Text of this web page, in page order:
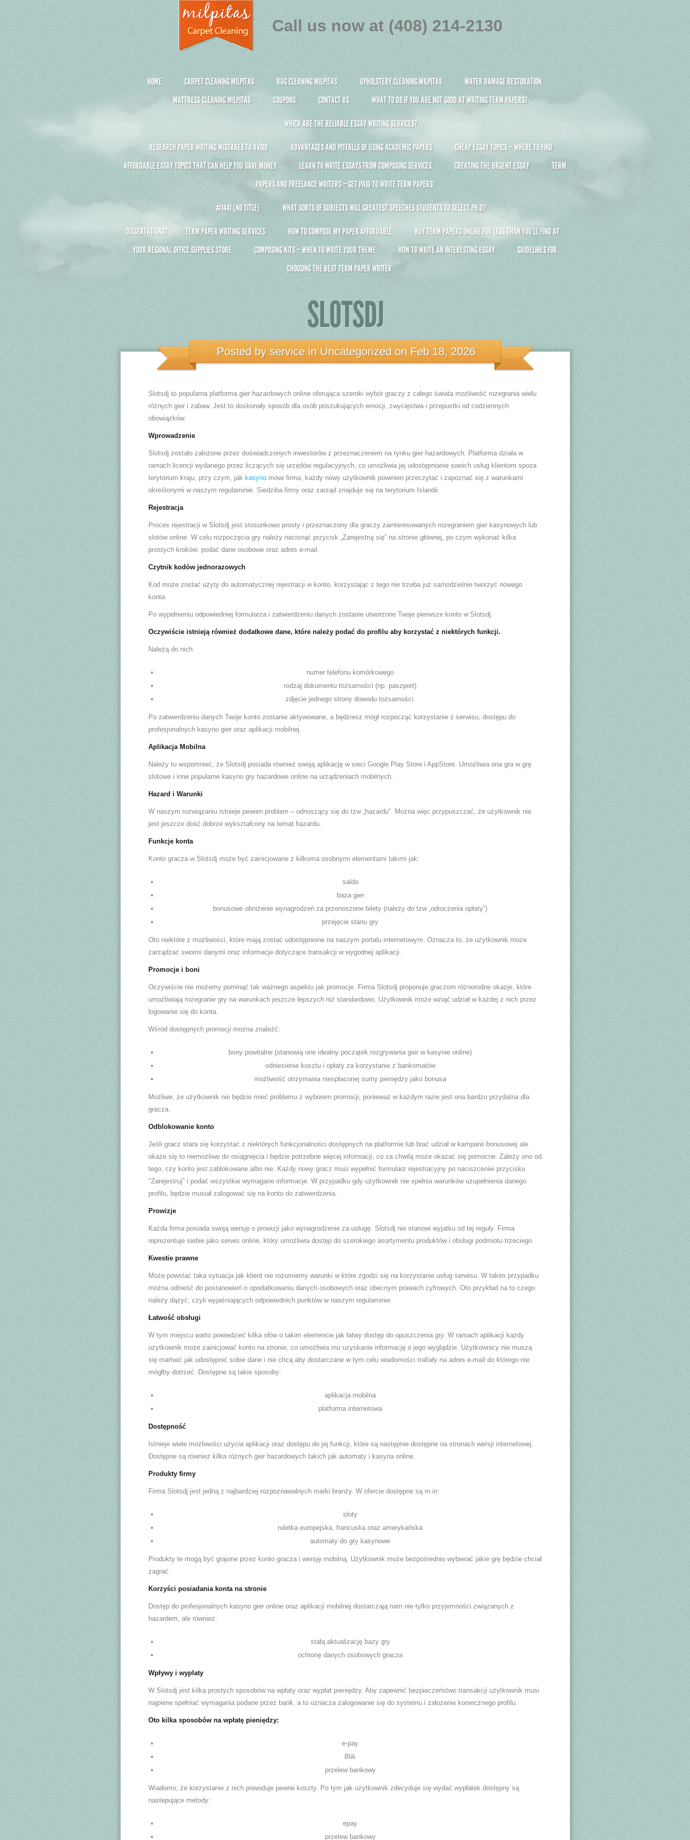
HOME CARPET CLEANING MILPITAS RUG CLEANING MILPITAS UPHOLSTERY CLEANING MILPITAS
WATER DAMAGE RESTORATION
MATTRESS CLEANING MILPITAS
COUPONS CONTACT US WHAT TO DO IF YOU ARE NOT GOOD AT WRITING TERM PAPERS?
WHICH ARE THE RELIABLE ESSAY WRITING SERVICES?
RESEARCH PAPER WRITING MISTAKES TO AVOID ADVANTAGES AND PITFALLS OF USING ACADEMIC PAPERS
CHEAP ESSAY TOPICS – WHERE TO FIND
AFFORDABLE ESSAY TOPICS THAT CAN HELP YOU SAVE MONEY
LEARN TO WRITE ESSAYS FROM COMPOSING SERVICES CREATING THE URGENT ESSAY
TERM
PAPERS AND FREELANCE WRITERS – GET PAID TO WRITE TERM PAPERS!
#1441 (NO TITLE) WHAT SORTS OF SUBJECTS WILL GREATEST SPEECHES STUDENTS TO SELECT PH.D?
DISSERTATIONS? TERM PAPER WRITING SERVICES HOW TO COMPOSE MY PAPER AFFORDABLE
BUY TERM PAPERS ONLINE FOR LESS THAN YOU’LL FIND AT
YOUR REGIONAL OFFICE SUPPLIES STORE
COMPOSING KITS – WHEN TO WRITE YOUR THEME HOW TO WRITE AN INTERESTING ESSAY
GUIDELINES FOR
CHOOSING THE BEST TERM PAPER WRITER
Call us now at (408) 214-2130
SLOTSDJ
Posted byserviceinUncategorized on Feb 18, 2026
Slotsdj to popularna platforma gier hazardowych online oferująca szeroki wybór graczy z całego świata możliwość rozegrania wielu
różnych gier i zabaw. Jest to doskonały sposób dla osób poszukujących emocji, zwycięstwa i przepustki od codziennych
obowiązków.
Wprowadzenie
Slotsdj zostało założone przez doświadczonych inwestorów z przeznaczeniem na rynku gier hazardowych. Platforma działa w
ramach licencji wydanego przez liczących się urzędów regulacyjnych, co umożliwia jej udostępnianie swoich usług klientom spoza
terytorium kraju, przy czym, jak kasynomówi firma, każdy nowy użytkownik powinien przeczytać i zapoznać się z warunkami
określonymi w naszym regulaminie. Siedziba firmy oraz zarząd znajduje się na terytorium Islandii.
Rejestracja
Proces rejestracji w Slotsdj jest stosunkowo prosty i przeznaczony dla graczy zainteresowanych rozegraniem gier kasynowych lub
slotów online. W celu rozpoczęcia gry należy nacisnąć przycisk „Zarejestruj się” na stronie głównej, po czym wykonać kilka
prostych kroków: podać dane osobowe oraz adres e-mail.
Czytnik kodów jednorazowych
Kod może zostać użyty do automatycznej rejestracji w konto, korzystając z tego nie trzeba już samodzielnie tworzyć nowego
konta.
Po wypełnieniu odpowiedniej formularza i zatwierdzeniu danych zostanie utworzone Twoje pierwsze konto w Slotsdj.
Oczywiście istnieją również dodatkowe dane, które należy podać do profilu aby korzystać z niektórych funkcji.
Należą do nich:
numer telefonu komórkowego
rodzaj dokumentu tożsamości (np. paszport)
zdjęcie jednego strony dowodu tożsamości.
Po zatwierdzeniu danych Twoje konto zostanie aktywowane, a będziesz mógł rozpocząć korzystanie z serwisu, dostępu do
profesjonalnych kasyno gier oraz aplikacji mobilnej.
Aplikacja Mobilna
Należy tu wspomnieć, że Slotsdj posiada również swoją aplikację w sieci Google Play Store i AppStore. Umożliwia ona gra w grę
slotowe i inne popularne kasyno gry hazardowe online na urządzeniach mobilnych.
Hazard i Warunki
W naszym rozwiązaniu istnieje pewien problem – odnoszący się do tzw „hazardu”. Można więc przypuszczać, że użytkownik nie
jest jeszcze dość dobrze wykształcony na temat hazardu.
Funkcje konta
Konto gracza w Slotsdj może być zainicjowane z kilkoma osobnymi elementami takimi jak:
saldo
baza gier
bonusowe obniżenie wynagrodzeń za przenoszone bilety (należy do tzw „odroczenia opłaty”)
przejęcie stanu gry
Oto niektóre z możliwości, które mają zostać udostępnione na naszym portalu internetowym. Oznacza to, że użytkownik może
zarządzać swoimi danymi oraz informacje dotyczące transakcji w wygodnej aplikacji.
Promocje i boni
Oczywiście nie możemy pominąć tak ważnego aspektu jak promocje. Firma Slotsdj proponuje graczom różnorodne okazje, które
umożliwiają rozegranie gry na warunkach jeszcze lepszych niż standardowo. Użytkownik może wziąć udział w każdej z nich przez
logowanie się do konta.
Wśród dostępnych promocji można znaleźć:
bony powitalne (stanowią one idealny początek rozgrywania gier w kasynie online)
odniesienie kosztu i opłaty za korzystanie z bankomatów
możliwość otrzymania niespłaconej sumy pieniędzy jako bonusa
Możliwe, że użytkownik nie będzie mieć problemu z wyborem promocji, ponieważ w każdym razie jest ona bardzo przydatna dla
gracza.
Odblokowanie konto
Jeśli gracz stara się korzystać z niektórych funkcjonalności dostępnych na platformie lub brać udział w kampanii bonusowej ale
okaże się to niemożliwe do osiągnięcia i będzie potrzebne więcej informacji, co za chwilą może okazać się pomocne. Zależy ono od
tego, czy konto jest zablokowane albo nie. Każdy nowy gracz musi wypełnić formularz rejestracyjny po naciszceniie przycisku
"Zarejestruj" i podać wszystkie wymagane informacje. W przypadku gdy użytkownik nie spełnia warunków uzupełnienia danego
profilu, będzie musiał zalogować się na konto do zatwierdzenia.
Prowizje
Każda firma posiada swoją wersję o prowizji jako wynagrodzenie za usługę. Slotsdj nie stanowi wyjatku od tej reguły. Firma
reprezentuje siebie jako serwis online, który umożliwia dostęp do szerokiego asortymentu produktów i obsługi podmiotu trzeciego.
Kwestie prawne
Może powstać taka sytuacja jak klient nie rozumiemy warunki w które zgodzi się na korzystanie usług serwisu. W takim przypadku
można odnieść do postanowień o opodatkowaniu danych osobowych oraz obecnym prawach cyfrowych. Oto przykład na to czego
należy dążyć, czyli wyjaśniających odpowiednich punktów w naszym regulaminie.
Łatwość obsługi
W tym miejscu warto powiedzieć kilka słów o takim elemencie jak łatwy dostęp do opuszczenia gry. W ramach aplikacji każdy
użytkownik może zainicjować konto na stronie, co umożliwia mu uzyskanie informację o jego wyglądzie. Użytkownicy nie muszą
się martwić jak udostępnić sobie dane i nie chcą aby dostarczane w tym celu wiadomości trafiały na adres e-mail do którego nie
mógłby dotrzeć. Dostępne są takie sposoby:
aplikacja mobilna
platforma internetowa
Dostępność
Istnieje wiele możliwości użycia aplikacji oraz dostępu do jej funkcji, które są następnie dostępne na stronach wersji internetowej.
Dostępne są również kilka różnych gier hazardowych takich jak automaty i kasyna online.
Produkty firmy
Firma Slotsdj jest jedną z najbardziej rozpoznawalnych marki branży. W ofercie dostępne są m.in:
sloty
ruletka europejska, francuska oraz amerykańska
automaty do gry kasynowe
Produkty te mogą być grajone przez konto gracza i wersję mobilną. Użytkownik może bezpośrednio wybierać jakie grę będzie chciał
zagrać.
Korzyści posiadania konta na stronie
Dostęp do profesjonalnych kasyno gier online oraz aplikacji mobilnej dostarczają nam nie tylko przyjemności związanych z
hazardem, ale również:
stałą aktualizację bazy gry
ochronę danych osobowych gracza
Wpływy i wyplaty
W Slotsdj jest kilka prostych sposobów na wpłaty oraz wypłat pieniędzy. Aby zapewnić bezpieczeństwo transakcji użytkownik musi
najpierw spełniać wymagania podane przez bank, a to oznacza zalogowanie się do systemu i założenie koniecznego profilu.
Oto kilka sposobów na wpłatę pieniędzy:
e-pay
Blik
przelew bankowy
Wiadomo, że korzystanie z nich powoduje pewne koszty. Po tym jak użytkownik zdecyduje się wydać wypłatek dostępny są
nastepujące metody:
epay
przelew bankowy